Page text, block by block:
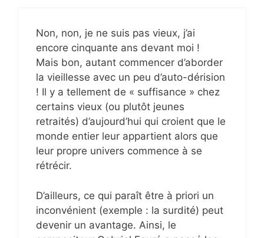
Non, non, je ne suis pas vieux, j’ai
encore cinquante ans devant moi !
Mais bon, autant commencer d’aborder
la vieillesse avec un peu d’auto-dérision
! Il y a tellement de « suffisance » chez
certains vieux (ou plutôt jeunes
retraités) d’aujourd’hui qui croient que le
monde entier leur appartient alors que
leur propre univers commence à se
rétrécir.
D’ailleurs, ce qui paraît être à priori un
inconvénient (exemple : la surdité) peut
devenir un avantage. Ainsi, le